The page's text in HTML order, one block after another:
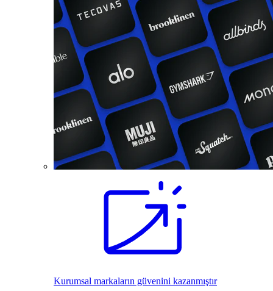
Kurumsal markaların güvenini kazanmıştır